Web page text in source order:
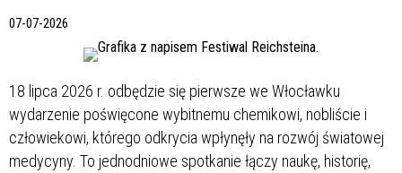
07-07-2026
18 lipca 2026 r. odbędzie się pierwsze we Włocławku
wydarzenie poświęcone wybitnemu chemikowi, nobliście i
człowiekowi, którego odkrycia wpłynęły na rozwój światowej
medycyny. To jednodniowe spotkanie łączy naukę, historię,